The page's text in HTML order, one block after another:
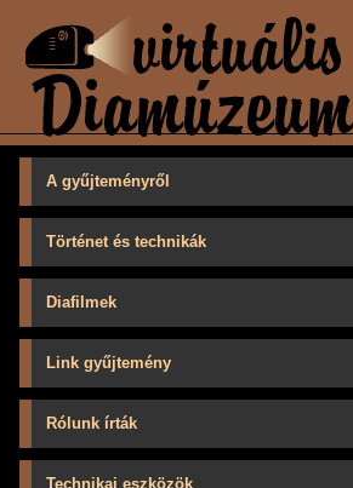
A gyűjteményről
Történet és technikák
Diafilmek
Link gyűjtemény
Rólunk írták
Technikai eszközök